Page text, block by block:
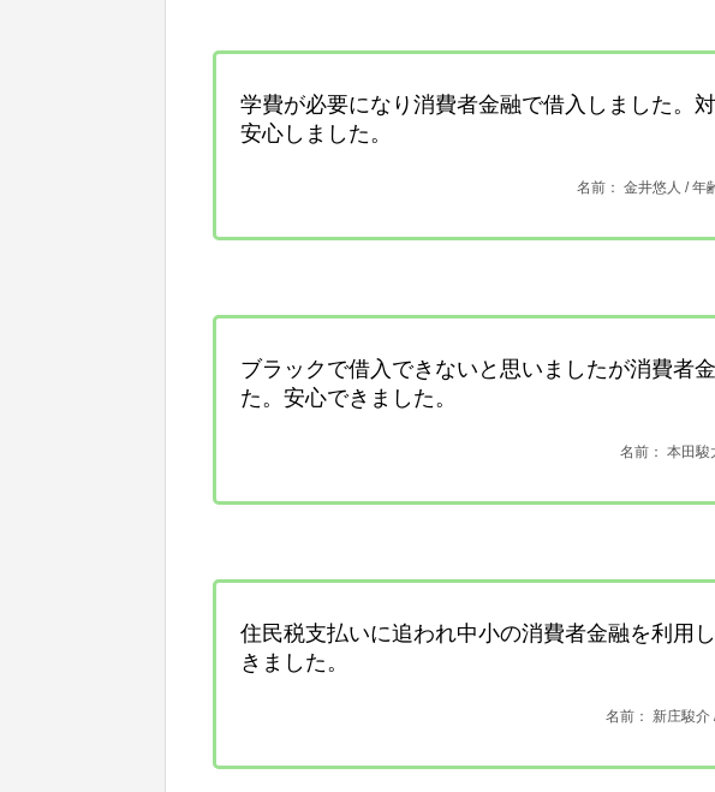
学費が必要になり消費者金融で借入しました。
安心しました。
名前： 金井悠人 /年
ブラックで借入できないと思いましたが消費者
た。安心できました。
名前： 本田駿
住民税支払いに追われ中小の消費者金融を利用
きました。
名前： 新庄駿介